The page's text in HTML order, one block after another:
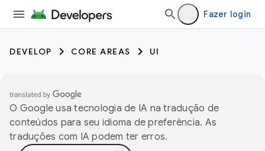
Fazer login
DEVELOP CORE AREAS UI
O Google usa tecnologia de IA na tradução de
conteúdos para seu idioma de preferência. As
traduções com IA podem ter erros.